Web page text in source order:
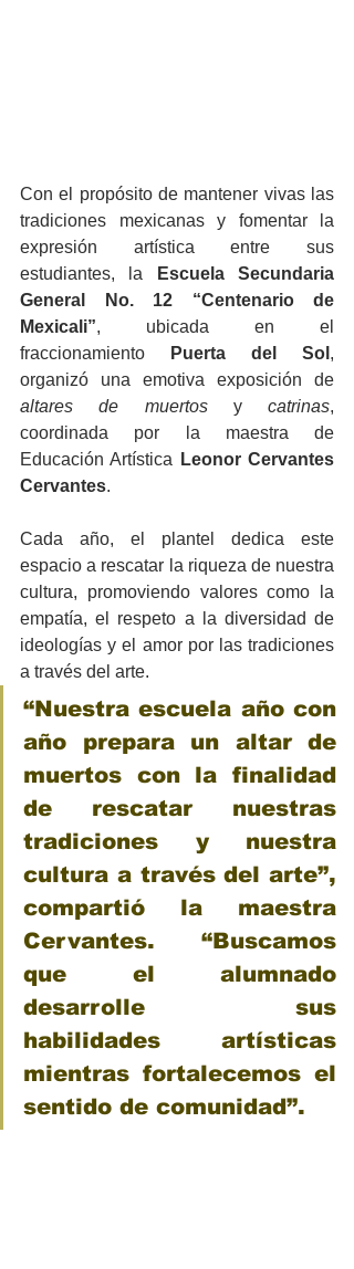
Con el propósito de mantener vivas las
tradiciones mexicanas y fomentar la
expresión artística entre sus
estudiantes, la
Escuela Secundaria
General No. 12 “Centenario de
Mexicali”, ubicada en el
fraccionamiento
Puerta del Sol ,
altares de muertos y catrinas,
coordinada por la maestra de
Educación Artística
Leonor Cervantes
Cervantes.
Cada año, el plantel dedica este
espacio a rescatar la riqueza de nuestra
cultura, promoviendo valores como la
empatía, el respeto a la diversidad de
ideologías y el amor por las tradiciones
a través del arte.
“Nuestra escuela año con
año prepara un altar de
muertos con la finalidad
de rescatar nuestras
tradiciones y nuestra
cultura a través del arte”,
compartió la maestra
Cervantes. “Buscamos
que el alumnado
desarrolle sus
habilidades artísticas
mientras fortalecemos el
sentido de comunidad”.